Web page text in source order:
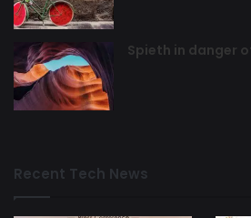
Spieth in danger
Recent Tech News